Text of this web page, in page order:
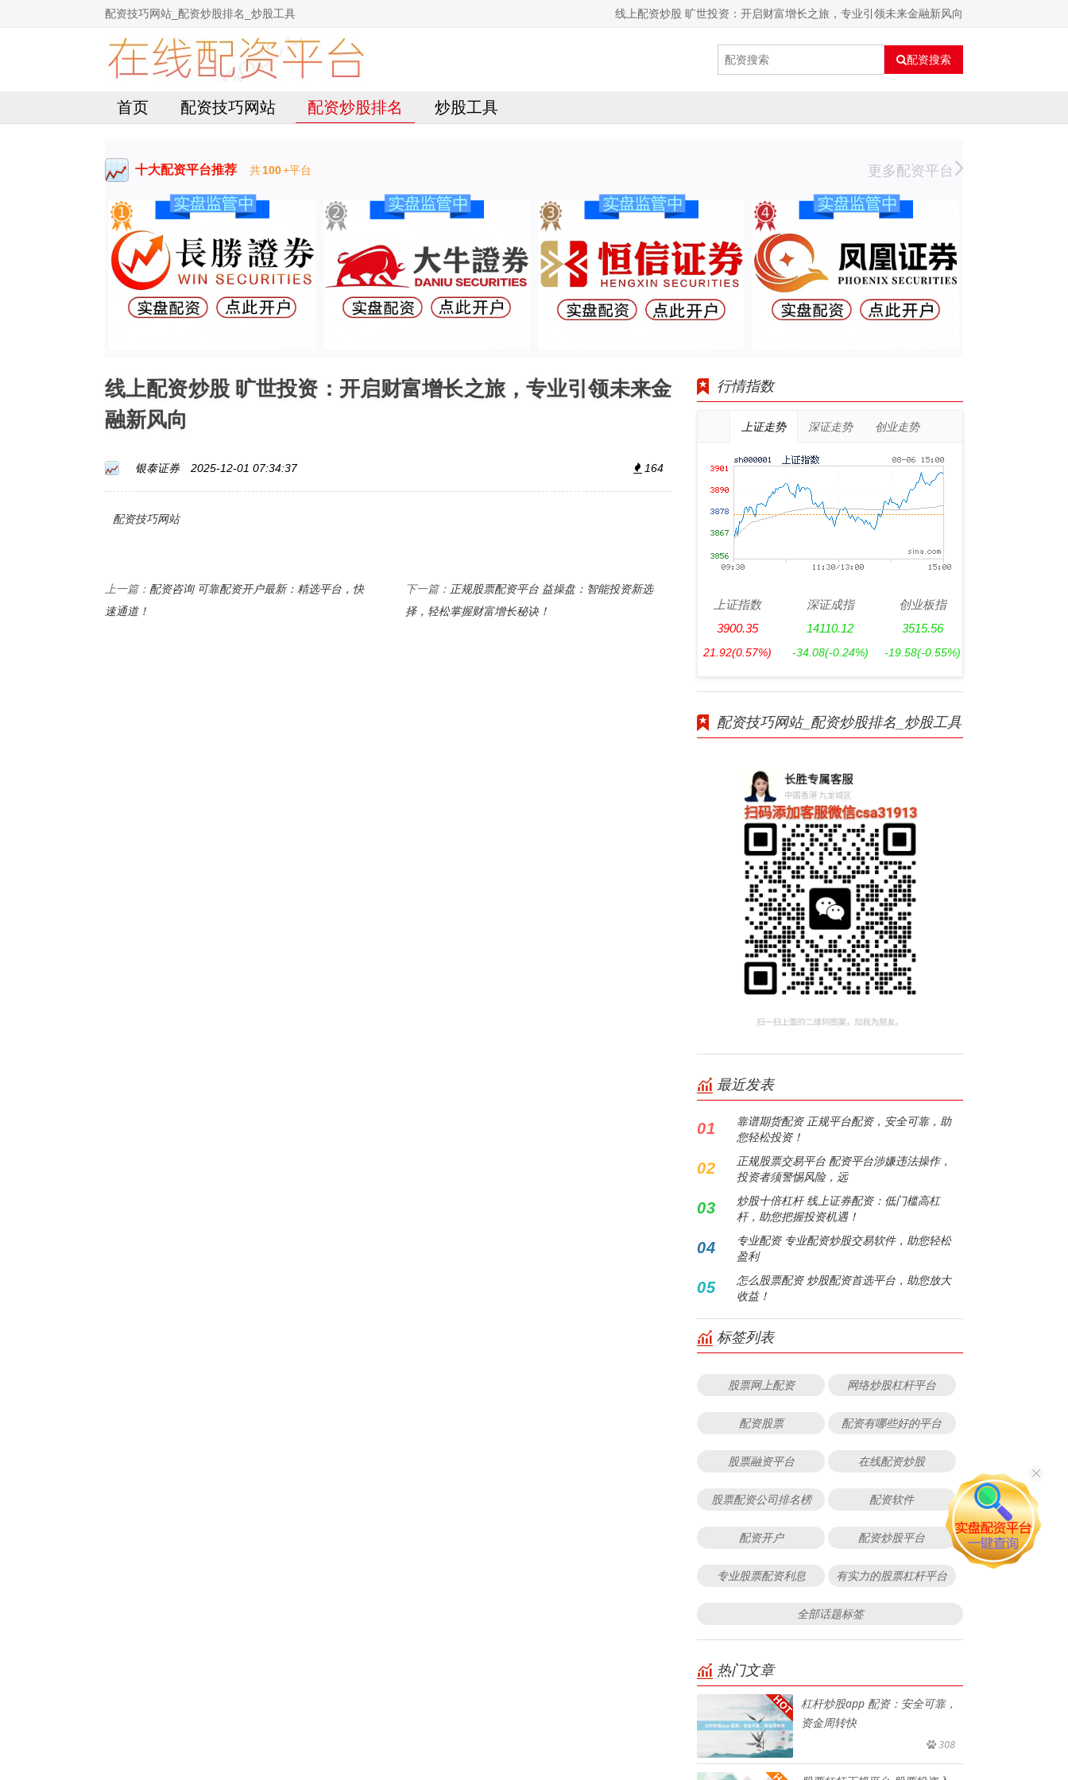
配资技巧网站_配资炒股排名_炒股工具 线上配资炒股 旷世投资：开启财富增长之旅，专业引领未来金融新风向
配资搜索
首页 配资技巧网站 配资炒股排名 炒股工具
十大配资平台推荐 共100+平台 更多配资平台
线上配资炒股 旷世投资：开启财富增长之旅，专业引领未来金
融新风向
银泰证券 2025-12-01 07:34:37 164
配资技巧网站
上一篇： 配资咨询 可靠配资开户最新：精选平台，快
速通道！
下一篇： 正规股票配资平台 益操盘：智能投资新选
择，轻松掌握财富增长秘诀！
行情指数
上证走势 深证走势 创业走势
上证指数
3900.35
21.92(0.57%)
深证成指
14110.12
-34.08(-0.24%)
创业板指
3515.56
-19.58(-0.55%)
配资技巧网站_配资炒股排名_炒股工具
最近发表
01
靠谱期货配资 正规平台配资，安全可靠，助
您轻松投资！
02
正规股票交易平台 配资平台涉嫌违法操作，
投资者须警惕风险，远
03
炒股十倍杠杆 线上证券配资：低门槛高杠
杆，助您把握投资机遇！
04
专业配资 专业配资炒股交易软件，助您轻松
盈利
05
怎么股票配资 炒股配资首选平台，助您放大
收益！
标签列表
股票网上配资 网络炒股杠杆平台
配资股票 配资有哪些好的平台
股票融资平台 在线配资炒股
股票配资公司排名榜 配资软件
配资开户 配资炒股平台
专业股票配资利息 有实力的股票杠杆平台
全部话题标签
热门文章
杠杆炒股app 配资：安全可靠，
资金周转快
308